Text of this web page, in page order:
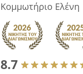
Κομμωτήριο Ελένη
8.7